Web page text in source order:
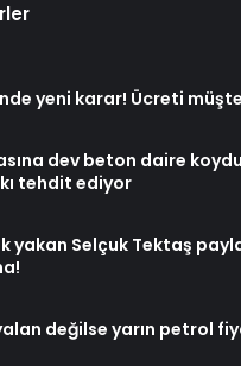
yeni karar! Ücreti
dev beton daire
tehdit ediyor
yakan Selçuk Tektaş
değilse yarın petrol